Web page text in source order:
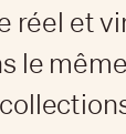
réel et
le